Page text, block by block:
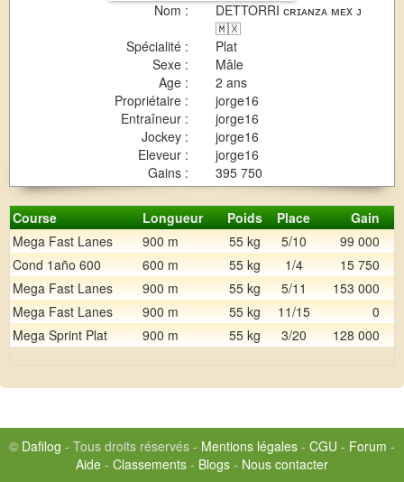
Nom :
DETTORRI ᴄʀɪᴀɴᴢᴀ ᴍᴇx ᴊ
🇲🇽
Spécialité :
Plat
Sexe :
Mâle
Age :
2 ans
Propriétaire :
jorge16
Entraîneur :
jorge16
Jockey :
jorge16
Eleveur :
jorge16
Gains :
395 750
Course Longueur Poids Place
Gain
Mega Fast Lanes
900 m 55 kg 5/10 99 000
Cond 1año 600
600 m 55 kg 1/4 15 750
Mega Fast Lanes
900 m 55 kg 5/11 153 000
Mega Fast Lanes
900 m 55 kg 11/15 0
Mega Sprint Plat
900 m 55 kg 3/20 128 000
© Dafilog - Tous droits réservés - Mentions légales - CGU - Forum -
Aide - Classements - Blogs - Nous contacter